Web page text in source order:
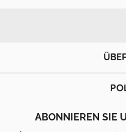
ABONNIEREN SIE